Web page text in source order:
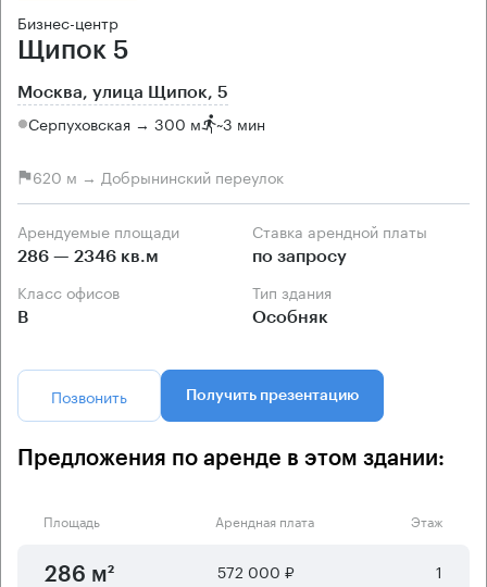
Бизнес-центр
Щипок 5
Москва, улица Щипок, 5
Серпуховская → 300 м ~3 мин
620 м → Добрынинский переулок
Арендуемые площади
286 — 2346 кв.м
Ставка арендной платы
по запросу
Класс офисов
B
Тип здания
Особняк
Позвонить Получить презентацию
Предложения по аренде в этом здании:
Площадь Арендная плата Этаж
286 м² 572 000 ₽ 1